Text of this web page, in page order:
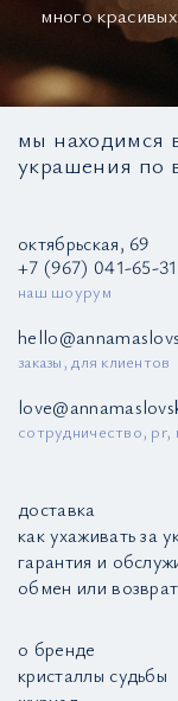
много
мы находимся
украшения по
октябрьская, 69
+7 (967) 041-65-31
наш шоурум
заказы, для клиентов
сотрудничество, pr,
доставка
как ухаживать за
гарантия и
обмен или возврат
о бренде
кристаллы судьбы